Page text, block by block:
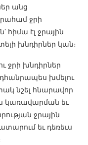
անց
ջրի
հիմա էլ ջրային
խնդիրներ կան։
ջրի խնդիրներ
խմելու
նշել հնարավոր
կառավարման եւ
ջրային
եւ դեռեւս